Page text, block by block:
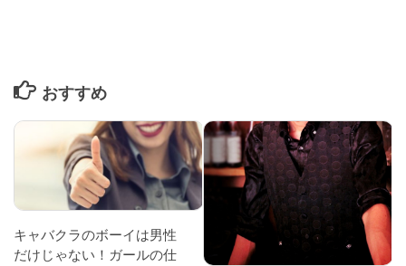
おすすめ
キャバクラのボーイは男性
だけじゃない！ガールの仕